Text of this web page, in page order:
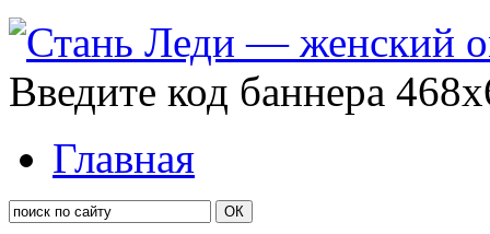
Введите код баннера
Главная